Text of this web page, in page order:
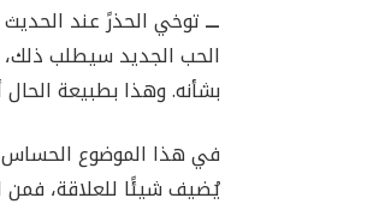
ـــتوخي الحذرً عند
الحب الجديد سيطلب ذلك،
بشأنه. وهذا بطبيعة
في هذا الموضوع
يُضيف شيئًا للعلاقة، فمن